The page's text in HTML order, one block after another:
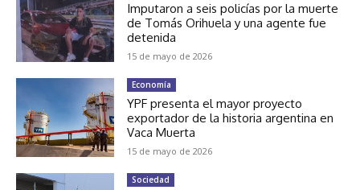
Imputaron a seis policías por la muerte
de Tomás Orihuela y una agente fue
detenida
15 de mayo de 2026
Economía
YPF presenta el mayor proyecto
exportador de la historia argentina en
Vaca Muerta
15 de mayo de 2026
Sociedad